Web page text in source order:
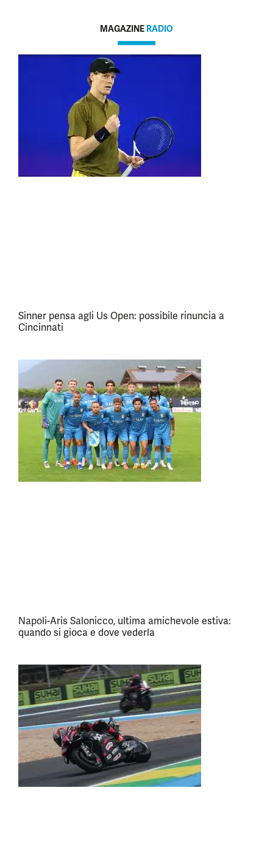
MAGAZINE RADIO
Sinner pensa agli Us Open: possibile rinuncia a
Cincinnati
Napoli-Aris Salonicco, ultima amichevole estiva:
quando si gioca e dove vederla